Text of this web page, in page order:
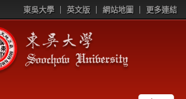
東吳大學 英文版 網站地圖 更多連結